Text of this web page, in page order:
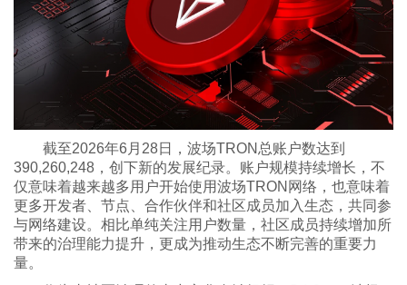
截至2026年6月28日，波场TRON总账户数达到
390,260,248，创下新的发展纪录。账户规模持续增长，不
仅意味着越来越多用户开始使用波场TRON网络，也意味着
更多开发者、节点、合作伙伴和社区成员加入生态，共同参
与网络建设。相比单纯关注用户数量，社区成员持续增加所
带来的治理能力提升，更成为推动生态不断完善的重要力
量。